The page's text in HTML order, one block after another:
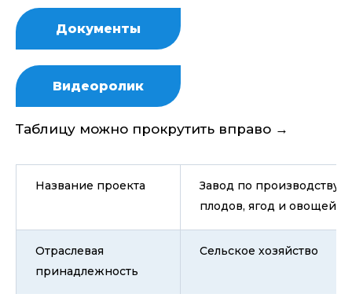
Документы
Видеоролик
Таблицу можно прокрутить вправо →
Название проекта
Завод по производству
плодов, ягод и овощей
Отраслевая
принадлежность
Сельское хозяйство